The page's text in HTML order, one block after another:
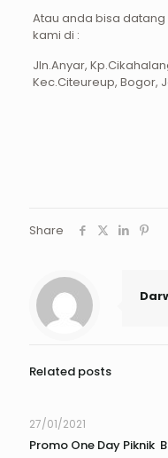
Atau anda bisa
kami di :
Jln.Anyar,
Kec.Citeureup, Bogor,
Share
Related posts
27/01/2021
Promo One Day Piknik